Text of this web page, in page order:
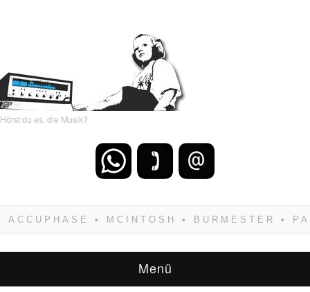
Hörst du es, die Musik?
zwangsläufig siegen! Und noch was: Hifi
Menü